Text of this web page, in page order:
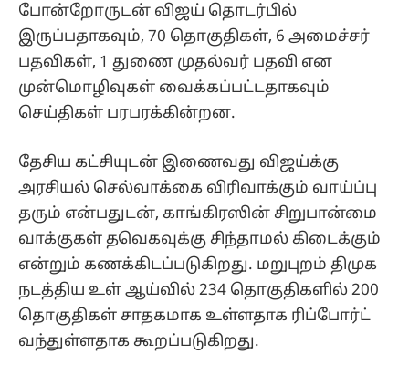
போன்றோருடன் விஜய் தொடர்பில்
இருப்பதாகவும், 70 தொகுதிகள், 6 அமைச்சர்
பதவிகள், 1 துணை முதல்வர் பதவி என
முன்மொழிவுகள் வைக்கப்பட்டதாகவும்
செய்திகள் பரபரக்கின்றன.
தேசிய கட்சியுடன் இணைவது விஜய்க்கு
அரசியல் செல்வாக்கை விரிவாக்கும் வாய்ப்பு
தரும் என்பதுடன், காங்கிரஸின் சிறுபான்மை
வாக்குகள் தவெகவுக்கு சிந்தாமல் கிடைக்கும்
என்றும் கணக்கிடப்படுகிறது. மறுபுறம் திமுக
நடத்திய உள் ஆய்வில் 234 தொகுதிகளில் 200
தொகுதிகள் சாதகமாக உள்ளதாக ரிப்போர்ட்
வந்துள்ளதாக கூறப்படுகிறது.